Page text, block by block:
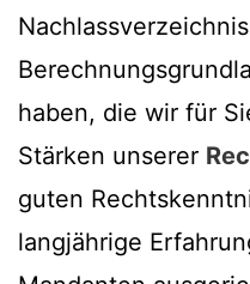
haben, die wir für
Stärken unserer
guten
langjährige